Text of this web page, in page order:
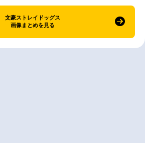
文豪ストレイドッグス
画像まとめを見る